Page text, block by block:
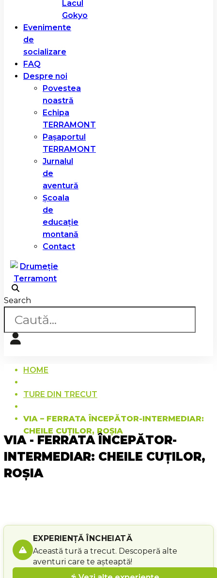
Lacul
Gokyo
Evenimente
de
socializare
FAQ
Despre noi
Povestea
noastră
Echipa
TERRAMONT
Pașaportul
TERRAMONT
Jurnalul
de
aventură
Școala
de
educație
montană
Contact
Search
HOME
TURE DIN TRECUT
VIA – FERRATA ÎNCEPĂTOR-INTERMEDIAR:
CHEILE CUȚILOR, ROȘIA
VIA - FERRATA ÎNCEPĂTOR-
INTERMEDIAR: CHEILE CUȚILOR,
ROȘIA
EXPERIENȚĂ ÎNCHEIATĂ
Această tură a trecut. Descoperă alte
aventuri care te așteaptă!